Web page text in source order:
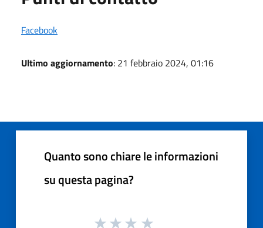
Facebook
Ultimo aggiornamento: 21 febbraio 2024, 01:16
Quanto sono chiare le informazioni
su questa pagina?